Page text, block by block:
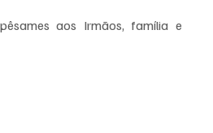
aos Irmãos, família e